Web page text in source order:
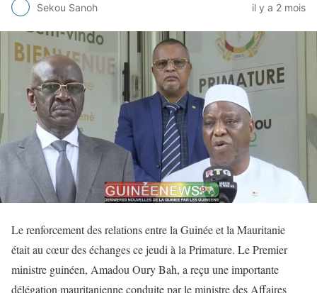
Sekou Sanoh il y a 2 mois
Le renforcement des relations entre la Guinée et la Mauritanie
était au cœur des échanges ce jeudi à la Primature. Le Premier
ministre guinéen, Amadou Oury Bah, a reçu une importante
délégation mauritanienne conduite par le ministre des Affaires